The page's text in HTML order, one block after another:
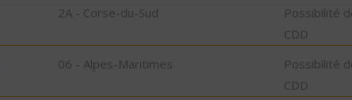
2A - Corse-du-Sud
Possibilité
CDD
06 - Alpes-Maritimes
Possibilité
CDD